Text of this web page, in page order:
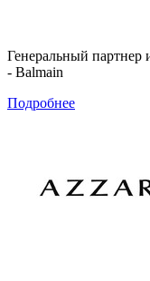
Генеральный
- Balmain
Подробнее